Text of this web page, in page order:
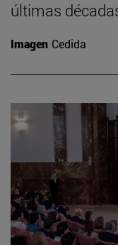
últimas
Imagen Cedida